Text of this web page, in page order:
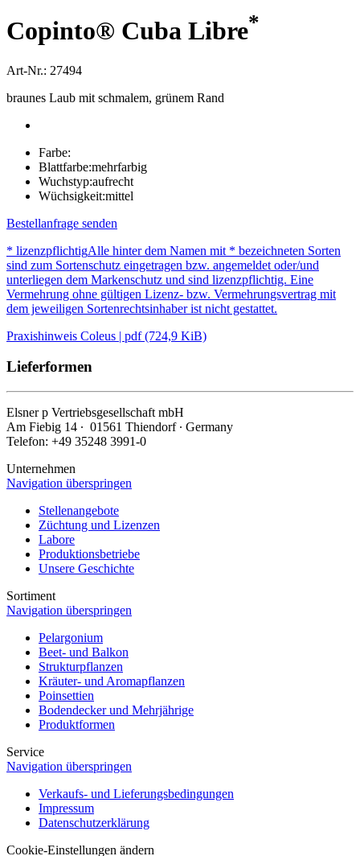
Copinto® Cuba Libre*
Art-Nr.: 27494
braunes Laub mit schmalem, grünem Rand
Farbe:
Blattfarbe:mehrfarbig
Wuchstyp:aufrecht
Wüchsigkeit:mittel
Bestellanfrage senden
* lizenzpflichtigAlle hinter dem Namen mit * bezeichneten Sorten
sind zum Sortenschutz eingetragen bzw. angemeldet oder/und
unterliegen dem Markenschutz und sind lizenzpflichtig. Eine
Vermehrung ohne gültigen Lizenz- bzw. Vermehrungsvertrag mit
dem jeweiligen Sortenrechtsinhaber ist nicht gestattet.
Praxishinweis Coleus | pdf (724,9 KiB)
Lieferformen
Elsnerp Vertriebsgesellschaft mbH
Am Fiebig 14 ∙ 01561 Thiendorf ∙ Germany
Telefon: +49 35248 3991-0
Unternehmen
Navigation überspringen
Stellenangebote
Züchtung und Lizenzen
Labore
Produktionsbetriebe
Unsere Geschichte
Sortiment
Navigation überspringen
Pelargonium
Beet- und Balkon
Strukturpflanzen
Kräuter- und Aromapflanzen
Poinsettien
Bodendecker und Mehrjährige
Produktformen
Service
Navigation überspringen
Verkaufs- und Lieferungsbedingungen
Impressum
Datenschutzerklärung
Cookie-Einstellungen ändern